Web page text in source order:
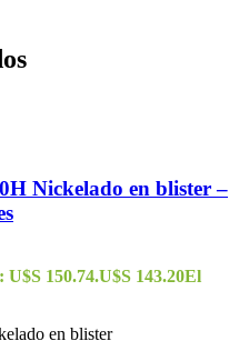
Nickelado en blister –
150.74.U$S 143.20El
en blister